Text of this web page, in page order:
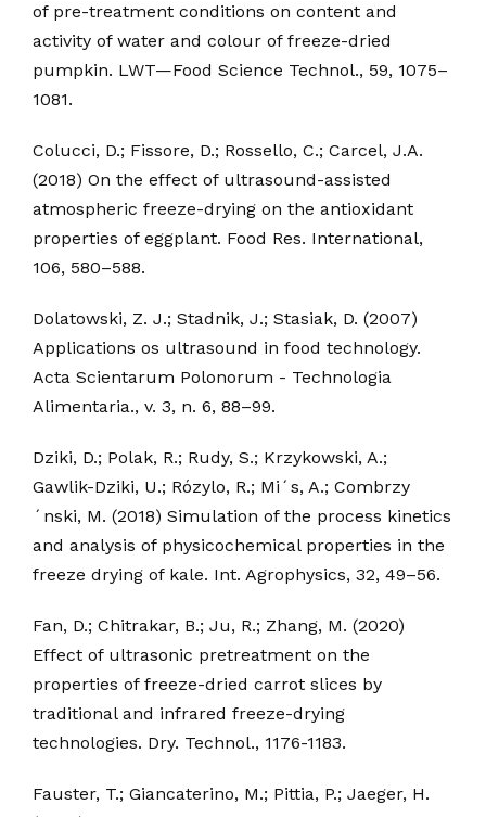
of pre-treatment conditions on content and
activity of water and colour of freeze-dried
pumpkin. LWT—Food Science Technol., 59, 1075–
1081.
Colucci, D.; Fissore, D.; Rossello, C.; Carcel, J.A.
(2018) On the effect of ultrasound-assisted
atmospheric freeze-drying on the antioxidant
properties of eggplant. Food Res. International,
106, 580–588.
Dolatowski, Z. J.; Stadnik, J.; Stasiak, D. (2007)
Applications os ultrasound in food technology.
Acta Scientarum Polonorum - Technologia
Alimentaria., v. 3, n. 6, 88–99.
Dziki, D.; Polak, R.; Rudy, S.; Krzykowski, A.;
Gawlik-Dziki, U.; Rózylo, R.; Mi´s, A.; Combrzy
´nski, M. (2018) Simulation of the process kinetics
and analysis of physicochemical properties in the
freeze drying of kale. Int. Agrophysics, 32, 49–56.
Fan, D.; Chitrakar, B.; Ju, R.; Zhang, M. (2020)
Effect of ultrasonic pretreatment on the
properties of freeze-dried carrot slices by
traditional and infrared freeze-drying
technologies. Dry. Technol., 1176-1183.
Fauster, T.; Giancaterino, M.; Pittia, P.; Jaeger, H.